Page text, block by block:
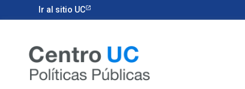
Ir al sitio UC